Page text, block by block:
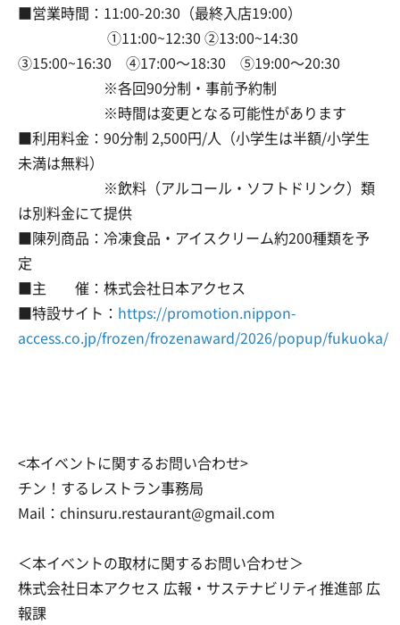
■営業時間：11:00-20:30（最終入店19:00）
①11:00~12:30 ②13:00~14:30
③15:00~16:30 ④17:00～18:30 ⑤19:00～20:30
※各回90分制・事前予約制
※時間は変更となる可能性があります
■利用料金：90分制 2,500円/人（小学生は半額/小学生
未満は無料）
※飲料（アルコール・ソフトドリンク）類
は別料金にて提供
■陳列商品：冷凍食品・アイスクリーム約200種類を予
定
■主 催：株式会社日本アクセス
■特設サイト： https://promotion.nippon-
access.co.jp/frozen/frozenaward/2026/popup/fukuoka/
<本イベントに関するお問い合わせ>
チン！するレストラン事務局
Mail：chinsuru.restaurant@gmail.com
＜本イベントの取材に関するお問い合わせ＞
株式会社日本アクセス 広報・サステナビリティ推進部 広
報課